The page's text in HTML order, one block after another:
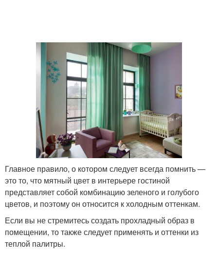
Главное правило, о котором следует всегда помнить —
это то, что мятный цвет в интерьере гостиной
представляет собой комбинацию зеленого и голубого
цветов, и поэтому он относится к холодным оттенкам.
Если вы не стремитесь создать прохладный образ в
помещении, то также следует применять и оттенки из
теплой палитры.